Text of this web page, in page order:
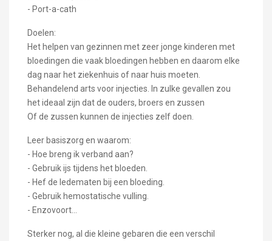
- Port-a-cath
Doelen:
Het helpen van gezinnen met zeer jonge kinderen met
bloedingen die vaak bloedingen hebben en daarom elke
dag naar het ziekenhuis of naar huis moeten.
Behandelend arts voor injecties. In zulke gevallen zou
het ideaal zijn dat de ouders, broers en zussen
Of de zussen kunnen de injecties zelf doen.
Leer basiszorg en waarom:
- Hoe breng ik verband aan?
- Gebruik ijs tijdens het bloeden.
- Hef de ledematen bij een bloeding.
- Gebruik hemostatische vulling.
- Enzovoort...
Sterker nog, al die kleine gebaren die een verschil